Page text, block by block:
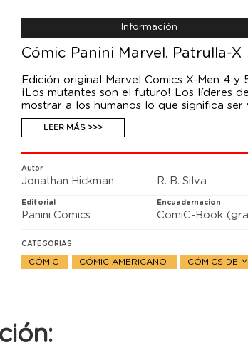
Información
Cómic Panini Marvel. Patrulla-X
Edición original Marvel Comics X-Men 4 y
¡Los mutantes son el futuro! Los líderes
mostrar a los humanos lo que significa
Patrulla-X se enfrente al regreso de un
LEER MÁS >>>
Autor
Jonathan Hickman R. B. Silva
Editorial
Panini Comics
Encuadernacion
ComiC-Book
CATEGORIAS
CÓMIC CÓMIC AMERICANO CÓMICS DE